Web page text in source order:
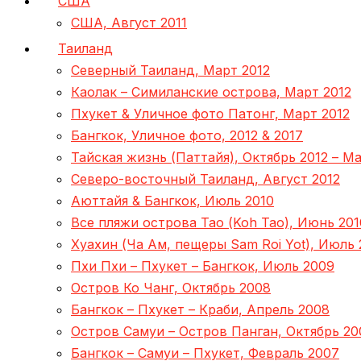
США, Август 2011
Таиланд
Северный Таиланд, Март 2012
Каолак – Симиланские острова, Март 2012
Пхукет & Уличное фото Патонг, Март 2012
Бангкок, Уличное фото, 2012 & 2017
Тайская жизнь (Паттайя), Октябрь 2012 –
Северо-восточный Таиланд, Август 2012
Аюттайя & Бангкок, Июль 2010
Все пляжи острова Тао (Koh Tao), Июнь
Хуахин (Ча Ам, пещеры Sam Roi Yot), Июль
Пхи Пхи – Пхукет – Бангкок, Июль 2009
Остров Ко Чанг, Октябрь 2008
Бангкок – Пхукет – Краби, Апрель 2008
Остров Самуи – Остров Панган, Октябрь
Бангкок – Самуи – Пхукет, Февраль 2007